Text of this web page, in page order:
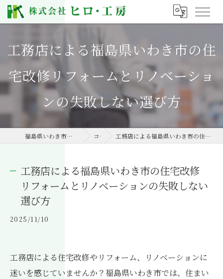
工務店による福島県いわき市の住
宅改修リフォームとリノベーショ
ンの失敗しない選び方
福島県いわき市の工務店なら株式会社ヒロ・工房 コラム 工務店による福島県いわき市の住宅改修リフォームとリノベーションの失敗しない選び方
工務店による福島県いわき市の住宅改修
リフォームとリノベーションの失敗しない
選び方
2025/11/10
工務店による住宅改修やリフォーム、リノベーションに
迷いを感じていませんか？福島県いわき市では、住まい